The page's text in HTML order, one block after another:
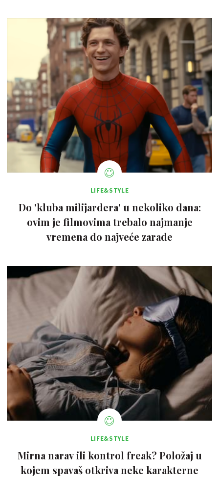
LIFE&STYLE
Do 'kluba milijardera' u nekoliko dana:
ovim je filmovima trebalo najmanje
vremena do najveće zarade
LIFE&STYLE
Mirna narav ili kontrol freak? Položaj u
kojem spavaš otkriva neke karakterne